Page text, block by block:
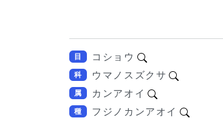
目 コショウ
科 ウマノスズクサ
属 カンアオイ
種 フジノカンアオイ